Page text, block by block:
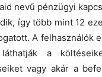
nevű pénzügyi
így több mint 12
A felhasználók
láthatják a
vagy akár a